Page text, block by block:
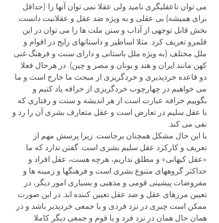
می توان ناعقلیگری نامید ولی عقلا نمی توان آنها را (حداقل
برای همیشه) بی عقلی و به ویژه ضد عقل و عقلانیت دانست.
بخش قابل توجهی از آداب و سنن ملت ها را می توان در این
قلمرو تعریف کرد. مثلا اساطیر و داستانهای رایج در اقوام و
ملل مختلف (به ویژه ملل باستانی و دارای سنت و فرهنگ غنی
کهن مانند ایران و هند و یونان و مصر و چین). در هرحال فعلا
دو قاعده خردپذیری و خردگریزی از مبحث ما خارج است و ما
می خواهیم در چهارچوب خردگریزی از خرافه یاد کنیم و
بگوییم خرافه عبارت است از هر اندیشه و سنت و رفتاری که
با عقل سلیم در تعارض است و عقل متعارف بشری آن را رد و
نفی می کند.
با این حال مشکل همچنان برجاست. زیرا پرسش مهم از
تعریف و کارکرد عقل سلیم بشری است. گفتن ندارد که ما
«عقل کیهانی» و مطلق نداریم، هرچه هست، عقل افراد و
حداکثر گروههای متنوع بشری است و فرهنگها و زمینه ها و
مفروضات پیشینی قومی و مذهبی و بسیاری امور دیگر، در
تعیین مرزهای عقل و ضد عقل تعیین کننده اند. در این صورت
ممکن است چیزی در نزد فردی و یا جمعی خردپذیر باشد و در
همان حال همان در نزد فرد و یا قوم و جمعی دیگر کاملا